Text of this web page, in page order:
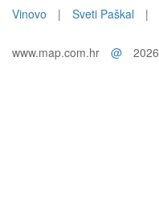
Vinovo
| Sveti Paškal |
www.map.com.hr @ 2026